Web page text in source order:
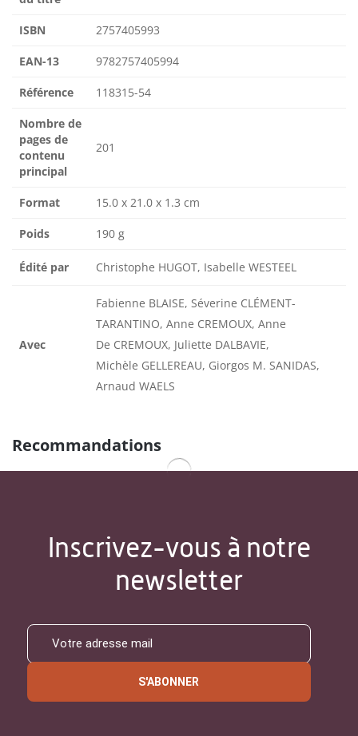
ISBN 2757405993
EAN-13 9782757405994
Référence 118315-54
Nombre de
pages de
contenu
principal
201
Format 15.0 x 21.0 x 1.3 cm
Poids 190 g
Édité par Christophe HUGOT, Isabelle WESTEEL
Avec
Fabienne BLAISE, Séverine CLÉMENT-
TARANTINO, Anne CREMOUX, Anne
De CREMOUX, Juliette DALBAVIE,
Michèle GELLEREAU, Giorgos M. SANIDAS,
Arnaud WAELS
Recommandations
Inscrivez-vous à notre
newsletter
S'ABONNER